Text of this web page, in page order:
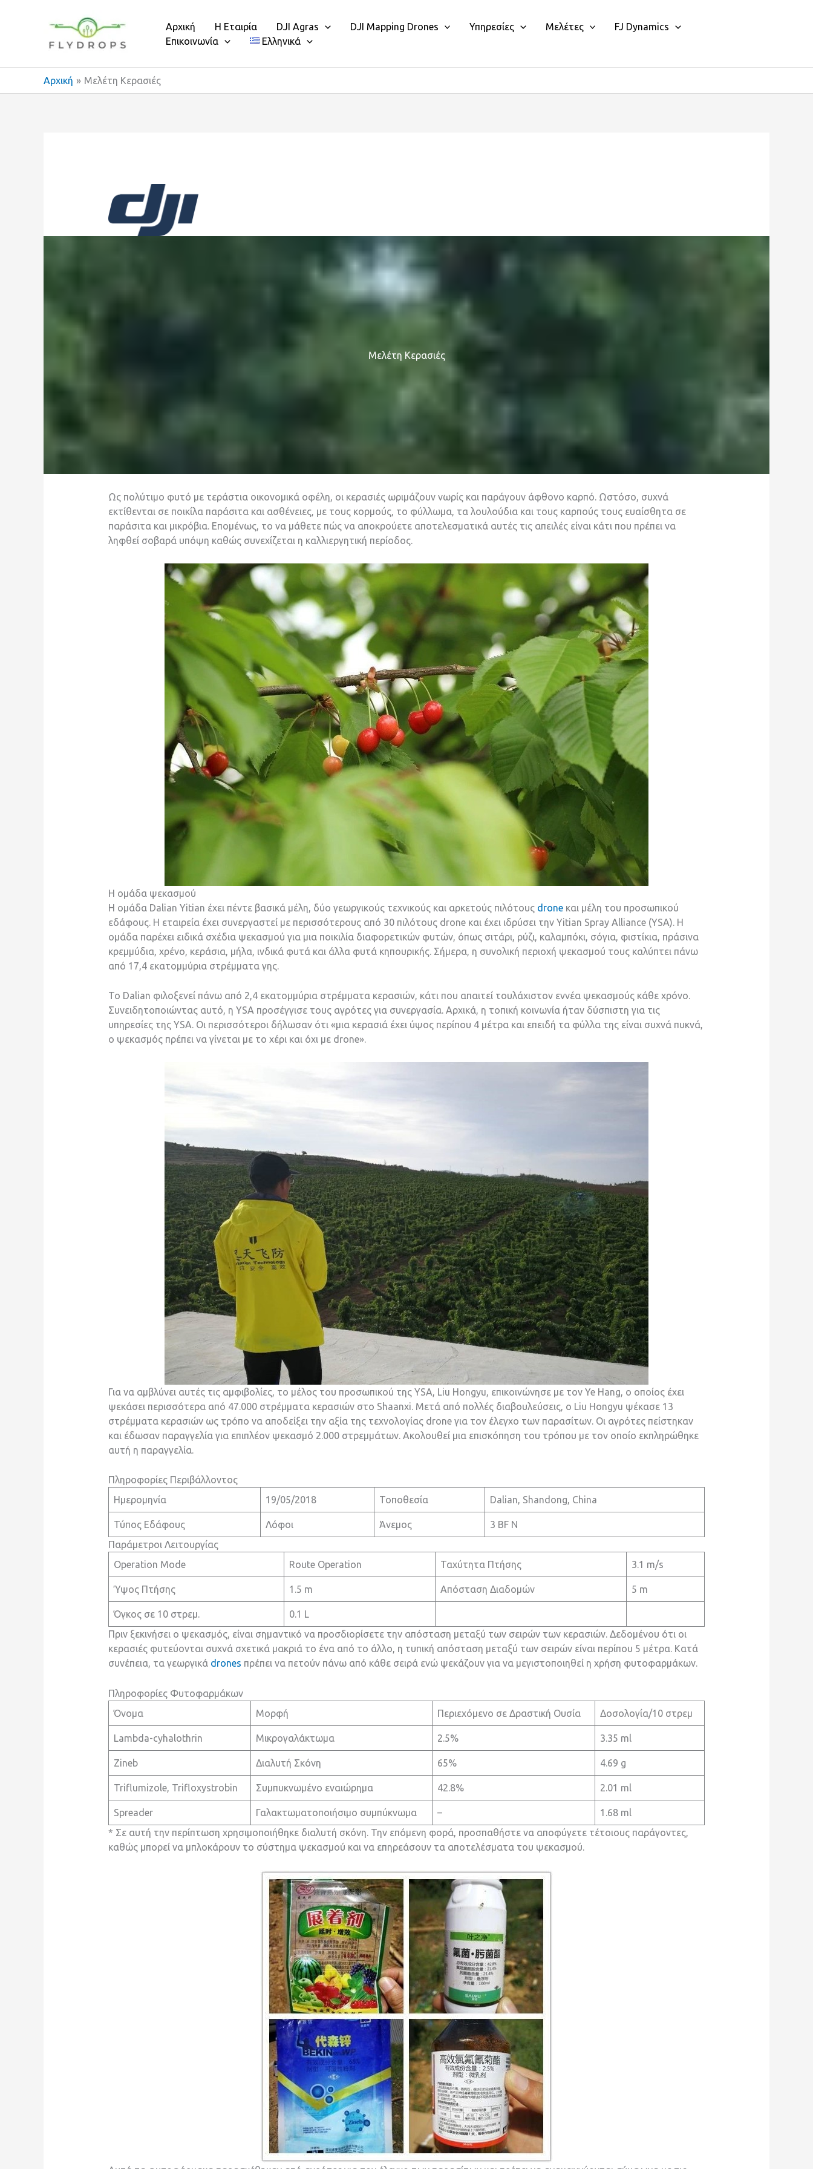
Αρχική Η Εταιρία DJI Agras DJI Mapping Drones Υπηρεσίες Μελέτες
FJ Dynamics
Επικοινωνία
Ελληνικά
Αρχική Μελέτη Κερασιές
Μελέτη Κερασιές
Ως πολύτιμο φυτό με τεράστια οικονομικά οφέλη, οι κερασιές ωριμάζουν νωρίς και παράγουν άφθονο καρπό. Ωστόσο, συχνά
εκτίθενται σε ποικίλα παράσιτα και ασθένειες, με τους κορμούς, το φύλλωμα, τα λουλούδια και τους καρπούς τους ευαίσθητα σε
παράσιτα και μικρόβια. Επομένως, το να μάθετε πώς να αποκρούετε αποτελεσματικά αυτές τις απειλές είναι κάτι που πρέπει να
ληφθεί σοβαρά υπόψη καθώς συνεχίζεται η καλλιεργητική περίοδος.
Η ομάδα ψεκασμού
Η ομάδα Dalian Yitian έχει πέντε βασικά μέλη, δύο γεωργικούς τεχνικούς και αρκετούς πιλότους drone και μέλη του προσωπικού
εδάφους. Η εταιρεία έχει συνεργαστεί με περισσότερους από 30 πιλότους drone και έχει ιδρύσει την Yitian Spray Alliance (YSA). Η
ομάδα παρέχει ειδικά σχέδια ψεκασμού για μια ποικιλία διαφορετικών φυτών, όπως σιτάρι, ρύζι, καλαμπόκι, σόγια, φιστίκια, πράσινα
κρεμμύδια, χρένο, κεράσια, μήλα, ινδικά φυτά και άλλα φυτά κηπουρικής. Σήμερα, η συνολική περιοχή ψεκασμού τους καλύπτει πάνω
από 17,4 εκατομμύρια στρέμματα γης.
Το Dalian φιλοξενεί πάνω από 2,4 εκατομμύρια στρέμματα κερασιών, κάτι που απαιτεί τουλάχιστον εννέα ψεκασμούς κάθε χρόνο.
Συνειδητοποιώντας αυτό, η ΥSA προσέγγισε τους αγρότες για συνεργασία. Αρχικά, η τοπική κοινωνία ήταν δύσπιστη για τις
υπηρεσίες της YSA. Οι περισσότεροι δήλωσαν ότι «μια κερασιά έχει ύψος περίπου 4 μέτρα και επειδή τα φύλλα της είναι συχνά πυκνά,
ο ψεκασμός πρέπει να γίνεται με το χέρι και όχι με drone».
Για να αμβλύνει αυτές τις αμφιβολίες, το μέλος του προσωπικού της YSA, Liu Hongyu, επικοινώνησε με τον Ye Hang, ο οποίος έχει
ψεκάσει περισσότερα από 47.000 στρέμματα κερασιών στο Shaanxi. Μετά από πολλές διαβουλεύσεις, ο Liu Hongyu ψέκασε 13
στρέμματα κερασιών ως τρόπο να αποδείξει την αξία της τεχνολογίας drone για τον έλεγχο των παρασίτων. Οι αγρότες πείστηκαν
και έδωσαν παραγγελία για επιπλέον ψεκασμό 2.000 στρεμμάτων. Ακολουθεί μια επισκόπηση του τρόπου με τον οποίο εκπληρώθηκε
αυτή η παραγγελία.
Πληροφορίες Περιβάλλοντος
Ημερομηνία
19/05/2018 Τοποθεσία Dalian, Shandong, China
Τύπος Εδάφους Λόφοι Άνεμος
3 BF N
Παράμετροι Λειτουργίας
Operation Mode
Route Operation Ταχύτητα Πτήσης 3.1 m/s
Ύψος Πτήσης 1.5 m Απόσταση Διαδομών 5 m
Όγκος σε 10 στρεμ.
0.1 L
Πριν ξεκινήσει ο ψεκασμός, είναι σημαντικό να προσδιορίσετε την απόσταση μεταξύ των σειρών των κερασιών. Δεδομένου ότι οι
κερασιές φυτεύονται συχνά σχετικά μακριά το ένα από το άλλο, η τυπική απόσταση μεταξύ των σειρών είναι περίπου 5 μέτρα. Κατά
συνέπεια, τα γεωργικά drones πρέπει να πετούν πάνω από κάθε σειρά ενώ ψεκάζουν για να μεγιστοποιηθεί η χρήση φυτοφαρμάκων.
Πληροφορίες Φυτοφαρμάκων
Όνομα
Μορφή Περιεχόμενο σε Δραστική Ουσία Δοσολογία/10 στρεμ
Lambda-cyhalothrin Μικρογαλάκτωμα 2.5% 3.35 ml
Zineb Διαλυτή Σκόνη 65% 4.69 g
Triflumizole, Trifloxystrobin Συμπυκνωμένο εναιώρημα 42.8% 2.01 ml
Spreader Γαλακτωματοποιήσιμο συμπύκνωμα –
1.68 ml
* Σε αυτή την περίπτωση χρησιμοποιήθηκε διαλυτή σκόνη. Την επόμενη φορά, προσπαθήστε να αποφύγετε τέτοιους παράγοντες,
καθώς μπορεί να μπλοκάρουν το σύστημα ψεκασμού και να επηρεάσουν τα αποτελέσματα του ψεκασμού.